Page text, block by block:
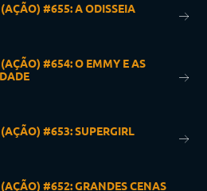
#655: A ODISSEIA
#654: O EMMY E AS
#653: SUPERGIRL
#652: GRANDES CENAS